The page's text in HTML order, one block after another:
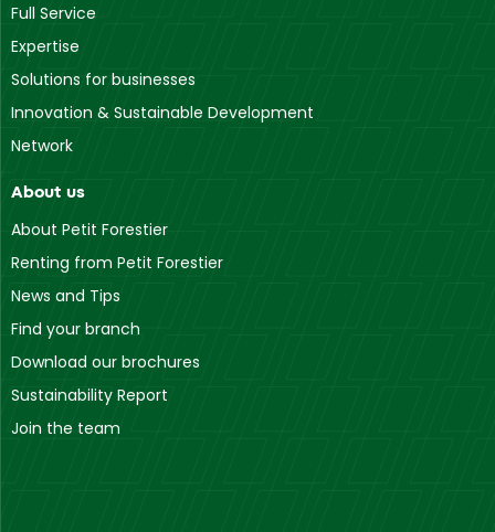
Full Service
Expertise
Solutions for businesses
Innovation & Sustainable Development
Network
About us
About Petit Forestier
Renting from Petit Forestier
News and Tips
Find your branch
Download our brochures
Sustainability Report
Join the team